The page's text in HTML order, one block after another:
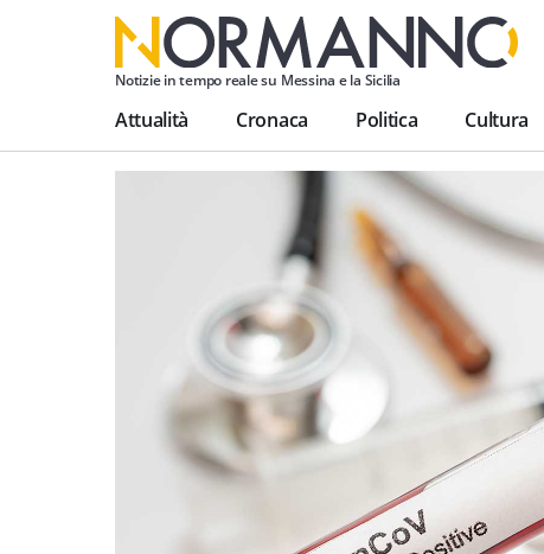
Notizie in tempo reale su Messina e la Sicilia
Attualità Cronaca Politica Cultura